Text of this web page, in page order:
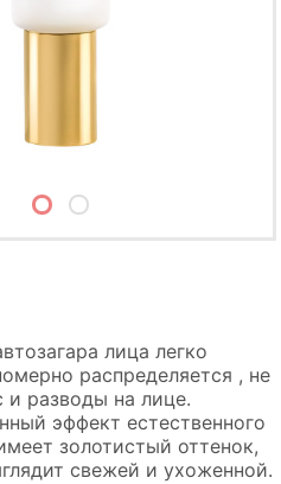
лица легко
распределяется , не
и разводы на лице.
эффект естественного
золотистый оттенок,
свежей и ухоженной.